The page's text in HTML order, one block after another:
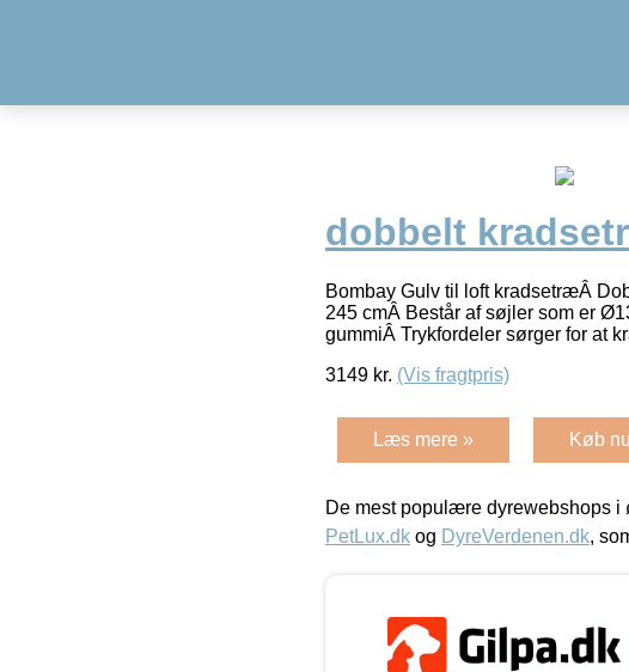
dobbelt
Bombay Gulv til loft kradsetræÂ
245 cmÂ Består af søjler som er
gummiÂ Trykfordeler sørger for at
3149 kr. (Vis fragtpris)
Læs mere » Køb
De mest populære dyrewebshops i
PetLux.dk og DyreVerdenen.dk,